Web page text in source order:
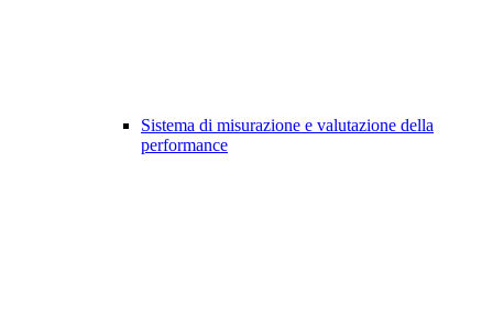
Sistema di misurazione e valutazione della
performance